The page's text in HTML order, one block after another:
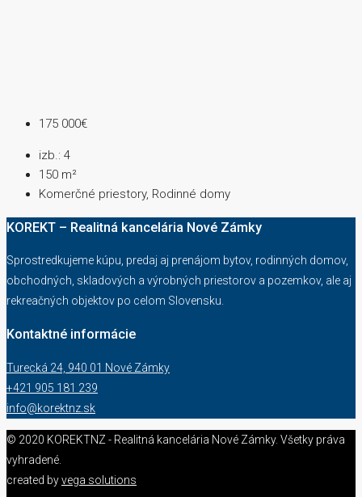
175 000€
izb.: 4
150 m²
Komerčné priestory, Rodinné domy
KOREKT – Realitná kancelária Nové Zámky
Sprostredkujeme kúpu, predaj aj prenájom bytov, rodinných domov,
obchodných, skladových a výrobných priestorov a pozemkov, ale aj
rekreačných objektov po celom Slovensku.
Kontaktné informácie
Turecká 24, 940 01 Nové Zámky
+421 905 181 239
info@korektnz.sk
© 2020 KOREKTNZ - Realitná kancelária Nové Zámky. Všetky práva
vyhradené.
created byvega solutions